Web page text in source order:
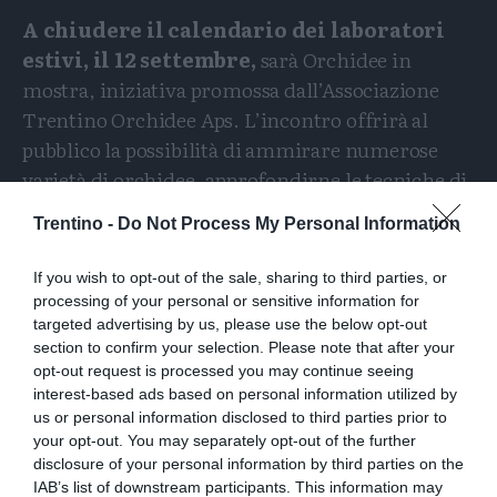
Trentino - Do Not Process My Personal Information
If you wish to opt-out of the sale, sharing to third parties, or
processing of your personal or sensitive information for
targeted advertising by us, please use the below opt-out
section to confirm your selection. Please note that after your
opt-out request is processed you may continue seeing
interest-based ads based on personal information utilized by
us or personal information disclosed to third parties prior to
your opt-out. You may separately opt-out of the further
disclosure of your personal information by third parties on the
IAB’s list of downstream participants. This information may
A chiudere il calendario dei laboratori
estivi, il 12 settembre,sarà Orchidee in
mostra, iniziativa promossa dall’Associazione
Trentino Orchidee Aps. L’incontro offrirà al
pubblico la possibilità di ammirare numerose
varietà di orchidee, approfondirne le tecniche di
coltivazione e ricevere consigli pratici dagli
esperti grazie a dimostrazioni di rinvaso e a uno
spazio “Sos Orchidee” dedicato alla diagnosi e alla
cura delle malattie più comuni che possono
interessare queste affascinanti piante.
Accanto ai laboratori,il calendario degli
Attraversamentiinvita cittadini e
visitatori a esplorare il patrimonio
naturale, storico e paesaggisticodi Trento